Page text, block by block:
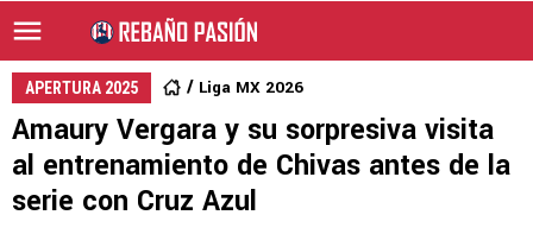
APERTURA 2025 Liga MX 2026
Amaury Vergara y su sorpresiva visita
al entrenamiento de Chivas antes de la
serie con Cruz Azul